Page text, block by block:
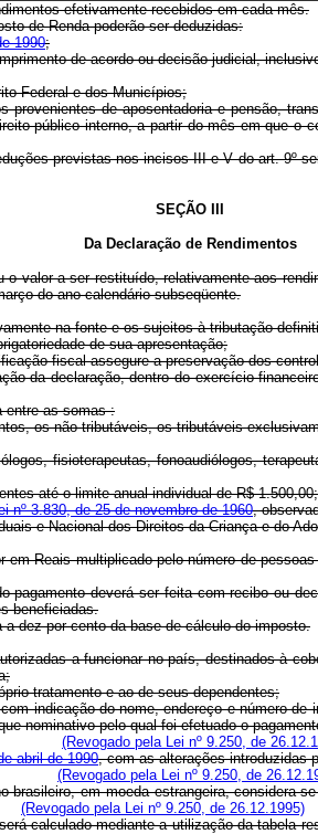
efetivamente recebidos em cada mês.
de Renda poderão ser deduzidas:
1990;
de acordo ou decisão judicial,
Federal e dos Municípios;
de aposentadoria e pensão,
público interno, a partir do mês em que o
previstas nos incisos III e V do art. 9º
SEÇÃO III
Da Declaração de Rendimentos
valor a ser restituído, relativamente aos
do ano-calendário subseqüente.
na fonte e os sujeitos à tributação
de sua apresentação;
fiscal assegure a preservação dos
da declaração, dentro do exercício
entre as somas :
os não-tributáveis, os tributáveis
fisioterapeutas, fonoaudiólogos,
até o limite anual individual de R$ 1.500,00;
nº 3.830, de 25 de novembro de 1960,
e Nacional dos Direitos da Criança e do
Reais multiplicado pelo número de
deverá ser feita com recibo ou
beneficiadas.
dez por cento da base de cálculo do imposto.
a funcionar no país, destinados à
tratamento e ao de seus dependentes;
indicação do nome, endereço e número
nominativo pelo qual foi efetuado o
(Revogado pela Lei nº 9.250, de
abril de 1990, com as alterações introduzidas
(Revogado pela Lei nº 9.250, de
em moeda estrangeira,
(Revogado pela Lei nº 9.250, de 26.12.1995)
calculado mediante a utilização da tabela